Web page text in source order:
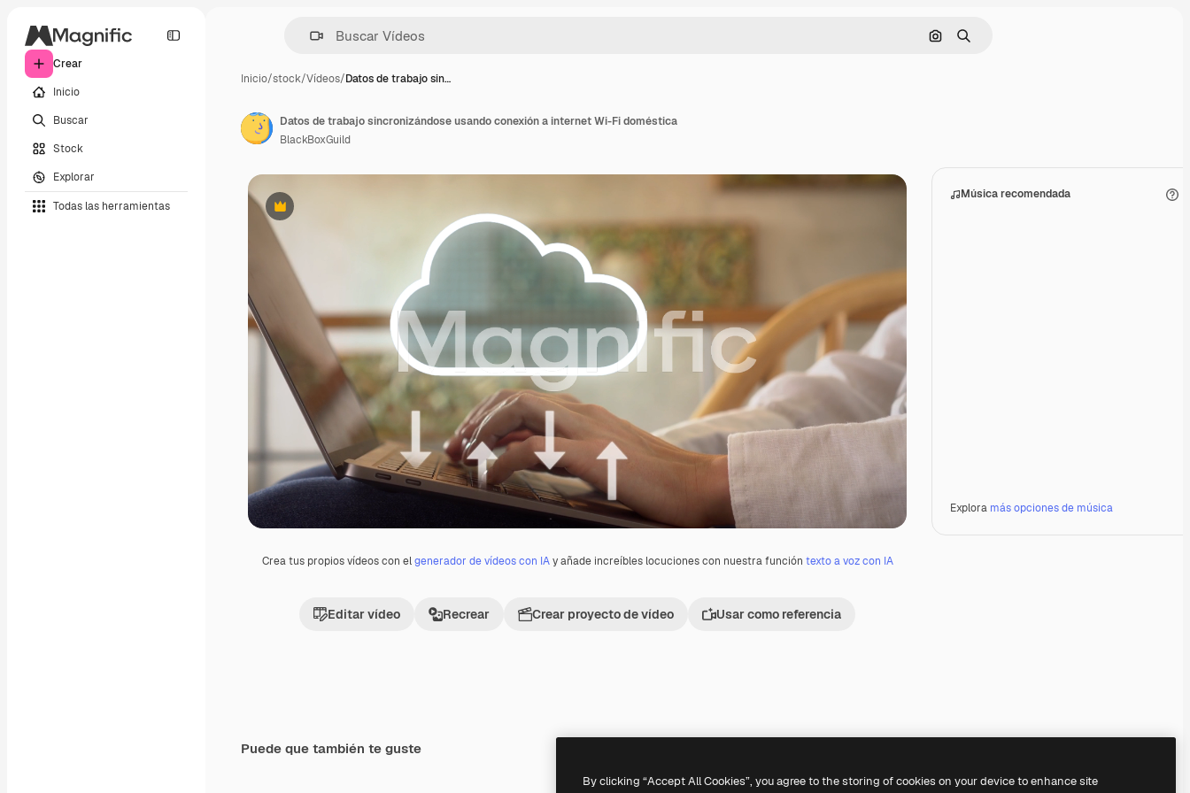
Crear
Inicio
Buscar
Stock
Explorar
Todas las herramientas
Buscar por imagen
Buscar
Inicio/stock/Vídeos/Datos de trabajo sin…
Premium
Crea tus propios vídeos con elgenerador de vídeos con IAy añade increíbles locuciones con nuestra función texto a voz con IA
Editar vídeo Recrear Crear proyecto de vídeo Usar como referencia
Música recomendada
Explora más opciones de música
Datos de trabajo sincronizándose usando conexión a internet Wi-Fi doméstica
BlackBoxGuild
Puede que también te guste
By clicking “Accept All Cookies”, you agree to the storing of cookies on your device to enhance site